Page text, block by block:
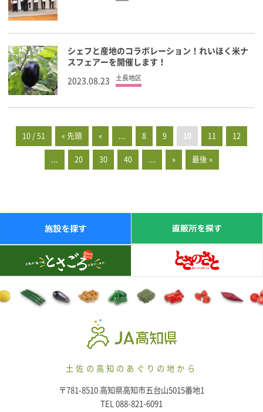
シェフと産地のコラボレーション！れいほく米ナ
スフェアーを開催します！
2023.08.23 土長地区
10 / 51 « 先頭 « 8 9 10 11 12
20 30 40 » 最後 »
土佐の高知のあぐりの地から
〒781-8510 高知県高知市五台山5015番地1
TEL 088-821-6091